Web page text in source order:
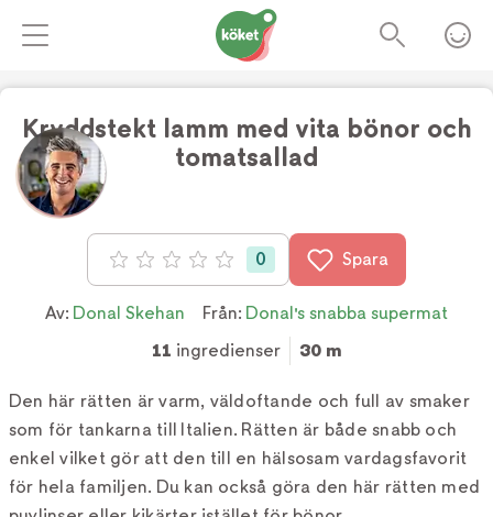
Kryddstekt lamm med vita bönor och
tomatsallad
Betyg: 0 av 5 0 Spara
Av: Donal Skehan Från: Donal's snabba supermat
11 ingredienser 30 m
Den här rätten är varm, väldoftande och full av smaker
som för tankarna till Italien. Rätten är både snabb och
enkel vilket gör att den till en hälsosam vardagsfavorit
för hela familjen. Du kan också göra den här rätten med